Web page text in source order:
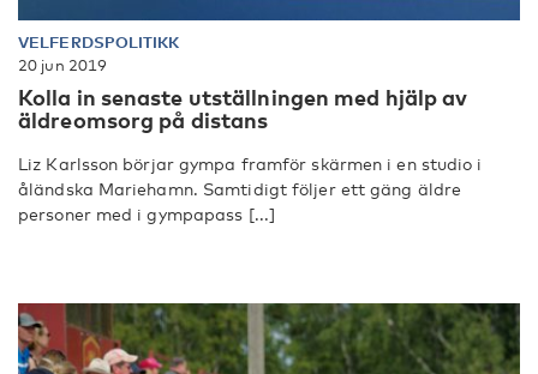
VELFERDSPOLITIKK
20 jun 2019
Kolla in senaste utställningen med hjälp av
äldreomsorg på distans
Liz Karlsson börjar gympa framför skärmen i en studio i
åländska Mariehamn. Samtidigt följer ett gäng äldre
personer med i gympapass [...]